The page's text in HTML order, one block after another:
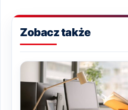
Zobacz także